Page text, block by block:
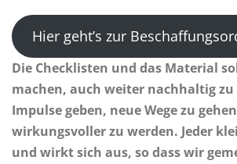
Hier geht’s zur
Die Checklisten und das Material
machen, auch weiter nachhaltig zu
Impulse geben, neue Wege zu
wirkungsvoller zu werden. Jeder
und wirkt sich aus, so dass wir